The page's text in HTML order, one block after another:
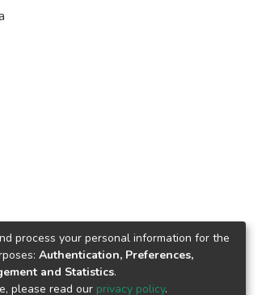
process your personal information for the
Authentication, Preferences,
and Statistics.
please read our privacy policy.